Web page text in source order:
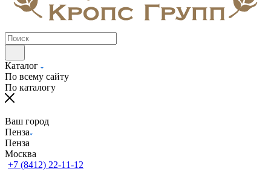
Каталог
По всему сайту
По каталогу
Ваш город
Пенза
Пенза
Москва
+7 (8412) 22-11-12